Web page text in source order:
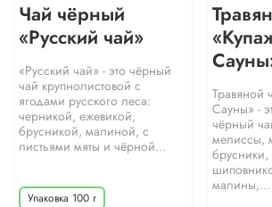
Чай чёрный
«Русский чай»
«Русский чай» - это чёрный
чай крупнолистовой с
ягодами русского леса:
черникой, ежевикой,
брусникой, малиной, с
листьями мяты и чёрной...
Упаковка 100 г
Травяной
Сауны» -
чёрный
мелиссы,
малины,...